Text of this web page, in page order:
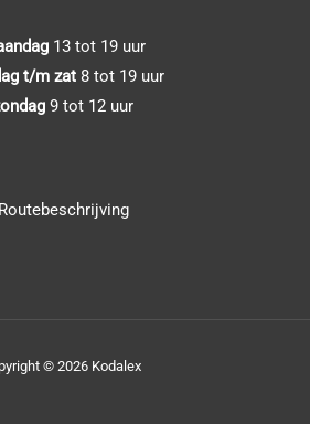
13 tot 19 uur
t/m zat 8 tot 19 uur
9 tot 12 uur
Routebeschrijving
© 2026 Kodalex